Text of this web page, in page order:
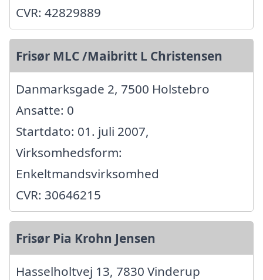
CVR: 42829889
Frisør MLC /Maibritt L Christensen
Danmarksgade 2, 7500 Holstebro
Ansatte: 0
Startdato: 01. juli 2007,
Virksomhedsform:
Enkeltmandsvirksomhed
CVR: 30646215
Frisør Pia Krohn Jensen
Hasselholtvej 13, 7830 Vinderup